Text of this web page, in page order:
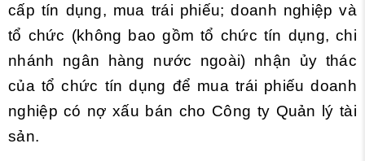
cấp tín dụng, mua trái phiếu; doanh nghiệp và
tổ chức (không bao gồm tổ chức tín dụng, chi
nhánh ngân hàng nước ngoài) nhận ủy thác
của tổ chức tín dụng để mua trái phiếu doanh
nghiệp có nợ xấu bán cho Công ty Quản lý tài
sản.